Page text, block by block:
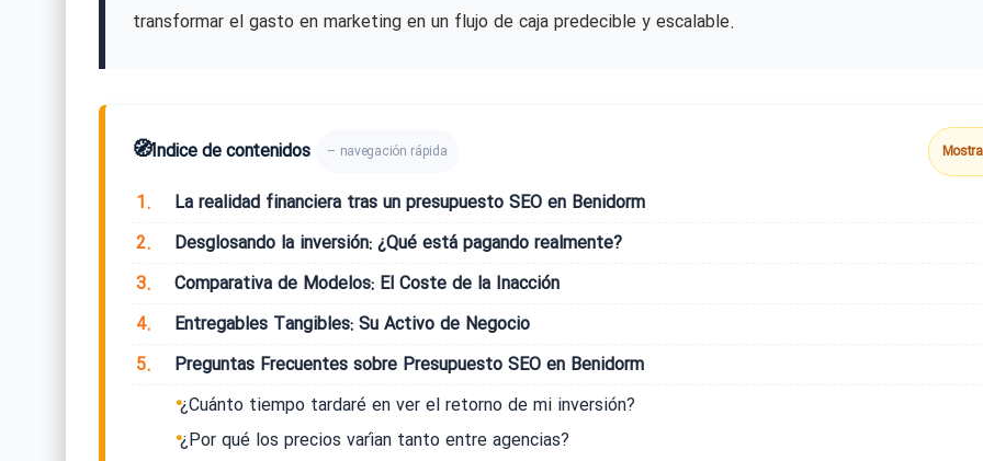
transformar el gasto en marketing en un flujo de caja predecible y escalable.
🧭Índice de contenidos – navegación rápida
1.
La realidad financiera tras un presupuesto SEO en Benidorm
2.
Desglosando la inversión: ¿Qué está pagando realmente?
3.
Comparativa de Modelos: El Coste de la Inacción
4.
Entregables Tangibles: Su Activo de Negocio
5.
Preguntas Frecuentes sobre Presupuesto SEO en Benidorm
¿Cuánto tiempo tardaré en ver el retorno de mi inversión?
¿Por qué los precios varían tanto entre agencias?